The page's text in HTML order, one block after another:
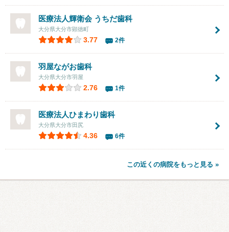
医療法人輝衛会 うちだ歯科
大分県大分市顕徳町
3.77 2件
羽屋ながお歯科
大分県大分市羽屋
2.76 1件
医療法人ひまわり歯科
大分県大分市田尻
4.36 6件
この近くの病院をもっと見る »